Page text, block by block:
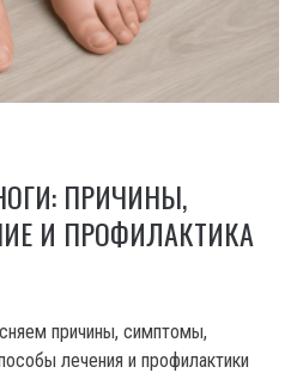
ПРИЧИНЫ,
И ПРОФИЛАКТИКА
причины, симптомы,
лечения и профилактики